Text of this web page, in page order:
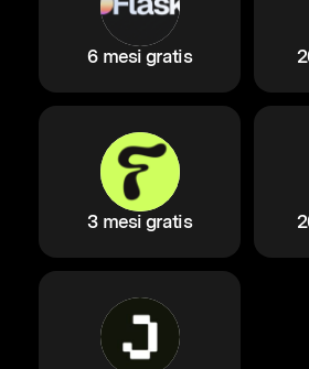
6 mesi gratis
3 mesi gratis